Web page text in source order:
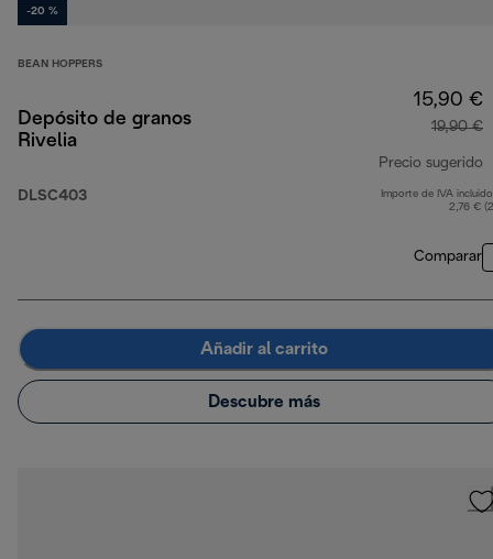
-20 %
BEAN HOPPERS
Depósito de granos
Rivelia
DLSC403
15,90 €
19,90 €
Precio sugerido
Importe de IVA
2,76 €
Comparar
Añadir al carrito
Descubre más